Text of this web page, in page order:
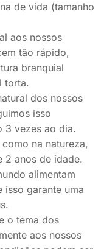
de vida (tamanho
aos nossos
tão rápido,
branquial
torta.
dos nossos
isso
3 vezes ao dia.
na natureza,
2 anos de idade.
alimentam
garante uma
o tema dos
aos nossos